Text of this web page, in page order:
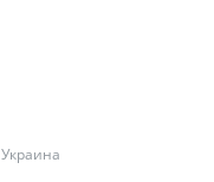
Украина